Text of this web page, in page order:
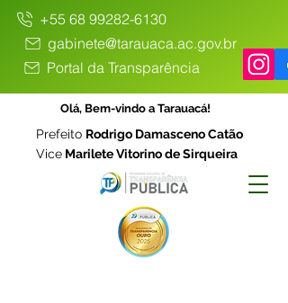
+55 68 99282-6130
gabinete@tarauaca.ac.gov.br
Portal da Transparência
Olá, Bem-vindo a Tarauacá!
Prefeito Rodrigo Damasceno Catão
Vice Marilete Vitorino de Sirqueira